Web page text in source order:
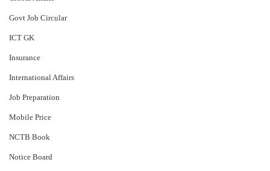
Govt Job Circular
ICT GK
Insurance
International Affairs
Job Preparation
Mobile Price
NCTB Book
Notice Board